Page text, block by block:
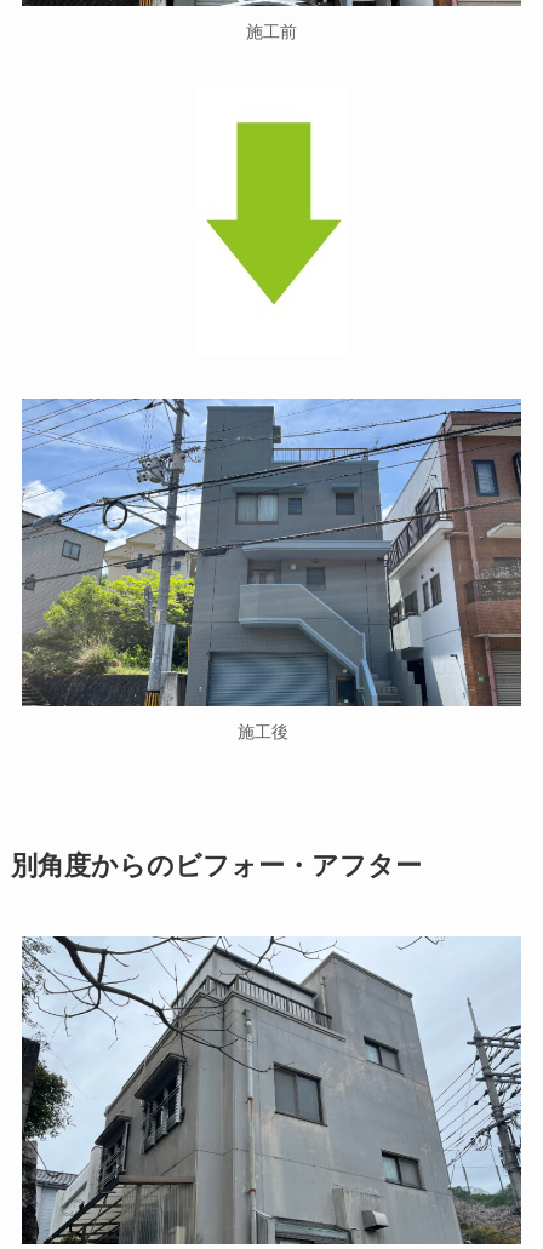
施工前
施工後
別角度からのビフォー・アフター